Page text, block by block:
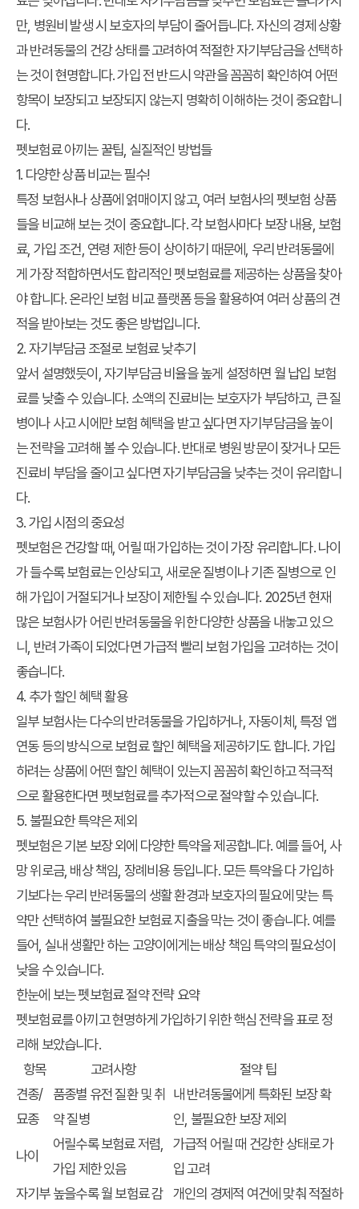
만, 병원비 발생 시 보호자의 부담이 줄어듭니다. 자신의 경제 상황
과 반려동물의 건강 상태를 고려하여 적절한 자기부담금을 선택하
는 것이 현명합니다. 가입 전 반드시 약관을 꼼꼼히 확인하여 어떤
항목이 보장되고 보장되지 않는지 명확히 이해하는 것이 중요합니
다.
펫보험료 아끼는 꿀팁, 실질적인 방법들
1. 다양한 상품 비교는 필수!
특정 보험사나 상품에 얽매이지 않고, 여러 보험사의 펫보험 상품
들을 비교해 보는 것이 중요합니다. 각 보험사마다 보장 내용, 보험
료, 가입 조건, 연령 제한 등이 상이하기 때문에, 우리 반려동물에
게 가장 적합하면서도 합리적인 펫보험료를 제공하는 상품을 찾아
야 합니다. 온라인 보험 비교 플랫폼 등을 활용하여 여러 상품의 견
적을 받아보는 것도 좋은 방법입니다.
2. 자기부담금 조절로 보험료 낮추기
앞서 설명했듯이, 자기부담금 비율을 높게 설정하면 월 납입 보험
료를 낮출 수 있습니다. 소액의 진료비는 보호자가 부담하고, 큰 질
병이나 사고 시에만 보험 혜택을 받고 싶다면 자기부담금을 높이
는 전략을 고려해 볼 수 있습니다. 반대로 병원 방문이 잦거나 모든
진료비 부담을 줄이고 싶다면 자기부담금을 낮추는 것이 유리합니
다.
3. 가입 시점의 중요성
펫보험은 건강할 때, 어릴 때 가입하는 것이 가장 유리합니다. 나이
가 들수록 보험료는 인상되고, 새로운 질병이나 기존 질병으로 인
해 가입이 거절되거나 보장이 제한될 수 있습니다. 2025년 현재
많은 보험사가 어린 반려동물을 위한 다양한 상품을 내놓고 있으
니, 반려 가족이 되었다면 가급적 빨리 보험 가입을 고려하는 것이
좋습니다.
4. 추가 할인 혜택 활용
일부 보험사는 다수의 반려동물을 가입하거나, 자동이체, 특정 앱
연동 등의 방식으로 보험료 할인 혜택을 제공하기도 합니다. 가입
하려는 상품에 어떤 할인 혜택이 있는지 꼼꼼히 확인하고 적극적
으로 활용한다면 펫보험료를 추가적으로 절약할 수 있습니다.
5. 불필요한 특약은 제외
펫보험은 기본 보장 외에 다양한 특약을 제공합니다. 예를 들어, 사
망 위로금, 배상 책임, 장례비용 등입니다. 모든 특약을 다 가입하
기보다는 우리 반려동물의 생활 환경과 보호자의 필요에 맞는 특
약만 선택하여 불필요한 보험료 지출을 막는 것이 좋습니다. 예를
들어, 실내 생활만 하는 고양이에게는 배상 책임 특약의 필요성이
낮을 수 있습니다.
한눈에 보는 펫보험료 절약 전략 요약
펫보험료를 아끼고 현명하게 가입하기 위한 핵심 전략을 표로 정
리해 보았습니다.
항목
고려사항
절약 팁
견종/
묘종
품종별 유전 질환 및 취
약 질병
내 반려동물에게 특화된 보장 확
인, 불필요한 보장 제외
나이
어릴수록 보험료 저렴,
가입 제한 있음
가급적 어릴 때 건강한 상태로 가
입 고려
자기부 높을수록 월 보험료 감 개인의 경제적 여건에 맞춰 적절하